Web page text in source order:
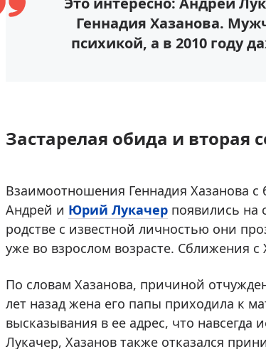
Геннадия Хазанова.
психикой, а в 2010 году
Застарелая обида и вторая
Взаимоотношения Геннадия Хазанова с
Андрей и Юрий Лукачер появились на
родстве с известной личностью они
уже во взрослом возрасте. Сближения
По словам Хазанова, причиной
лет назад жена его папы приходила к
высказывания в ее адрес, что
Лукачер, Хазанов также отказался